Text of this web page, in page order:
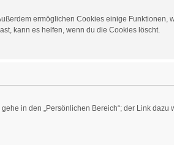
ermöglichen Cookies einige Funktionen,
kann es helfen, wenn du die Cookies löscht.
in den „Persönlichen Bereich“; der Link dazu